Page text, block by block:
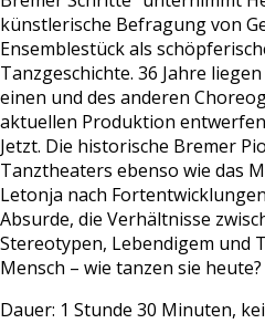
künstlerische Befragung von
Ensemblestück als
Tanzgeschichte. 36 Jahre
einen und des anderen
aktuellen Produktion
Jetzt. Die historische Bremer
Tanztheaters ebenso wie das
Letonja nach
Absurde, die Verhältnisse
Stereotypen, Lebendigem und
Mensch – wie tanzen sie heute?
Dauer: 1 Stunde 30 Minuten,